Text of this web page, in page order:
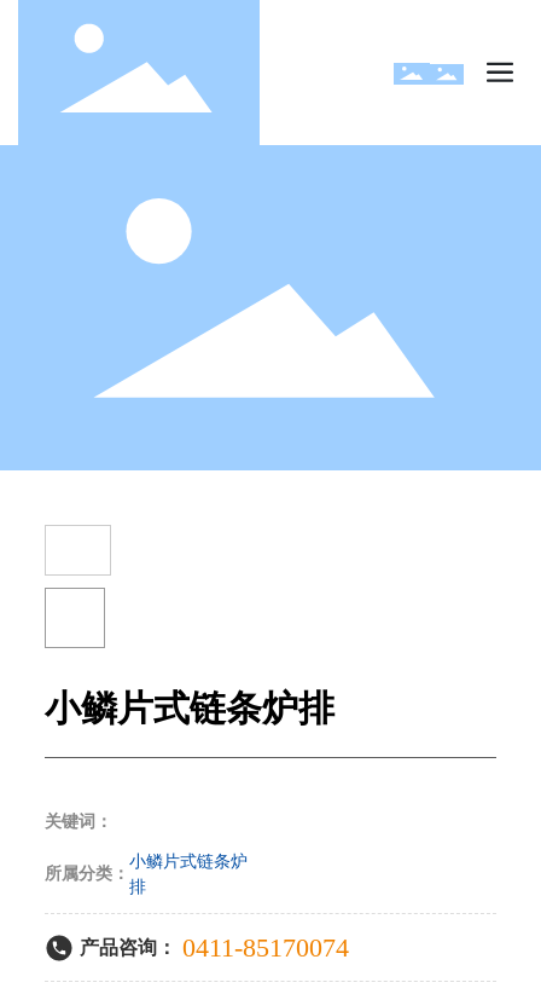
小鳞片式链条炉排
关键词：
所属分类：
小鳞片式链条炉
排
产品咨询： 0411-85170074